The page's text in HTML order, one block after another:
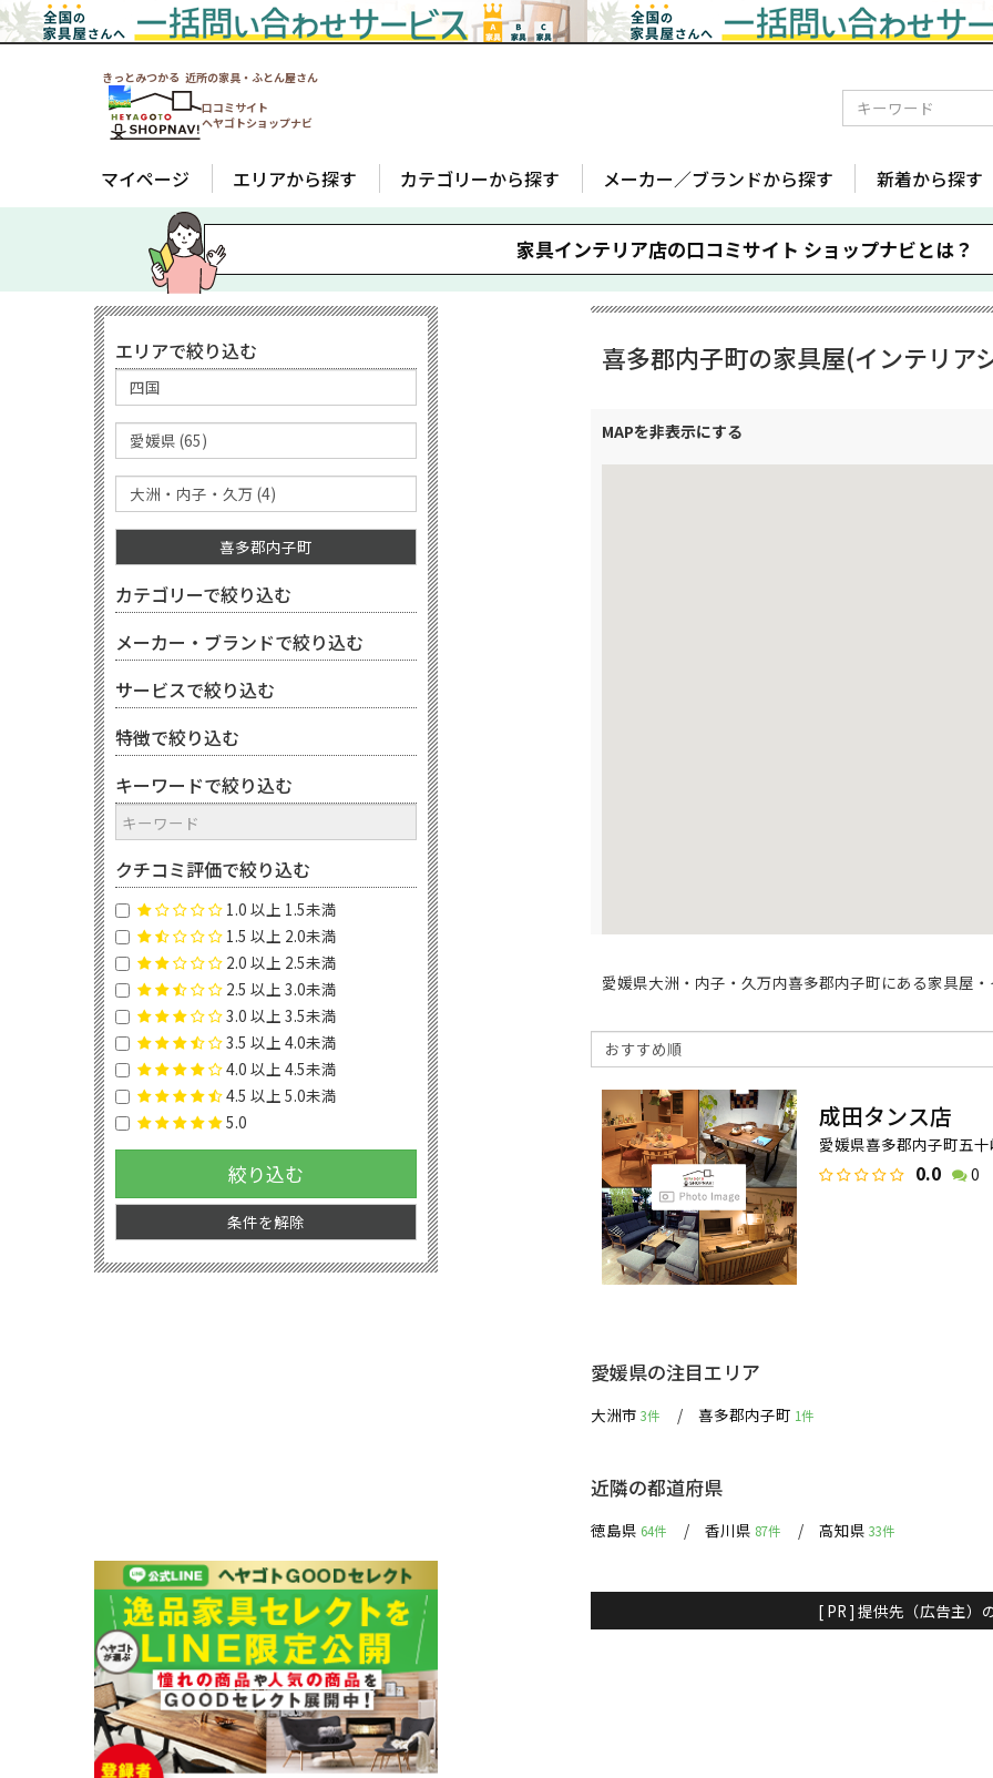
きっとみつかる 近所の家具・ふとん屋さん
口コミサイト
ヘヤゴトショップナビ
マイページ エリアから探す カテゴリーから探す メーカー／ブランドから探す 新着から探す
家具インテリア店の口コミサイト ショップナビとは？
喜多郡内子町の家具屋(インテリア
愛媛県大洲・内子・久万内喜多郡内子町にある家具屋・
成田タンス店
愛媛県喜多郡内子町五
0.0 0
愛媛県の注目エリア
大洲市 3件 喜多郡内子町 1件
近隣の都道府県
徳島県 64件 香川県 87件 高知県 33件
[ PR ] 提供先（広告主）
エリアで絞り込む
喜多郡内子町
カテゴリーで絞り込む
メーカー・ブランドで絞り込む
サービスで絞り込む
特徴で絞り込む
キーワードで絞り込む
クチコミ評価で絞り込む
1.0 以上 1.5未満
1.5 以上 2.0未満
2.0 以上 2.5未満
2.5 以上 3.0未満
3.0 以上 3.5未満
3.5 以上 4.0未満
4.0 以上 4.5未満
4.5 以上 5.0未満
5.0
絞り込む
条件を解除